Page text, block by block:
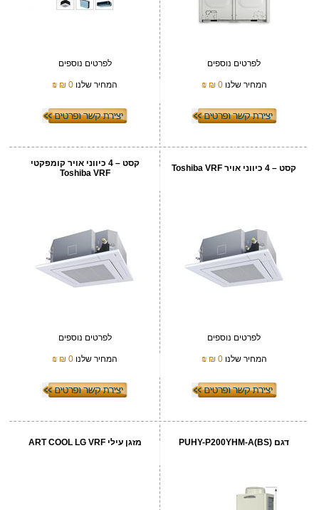
לפרטים נוספים
המחיר שלנו0 ₪
₪
לפרטים נוספים
המחיר שלנו 0 ₪
₪
קסט – 4 כיווני אויר Toshiba VRF
לפרטים נוספים
המחיר שלנו0 ₪
₪
קסט – 4 כיווני אויר קומפקטי
Toshiba VRF
לפרטים נוספים
המחיר שלנו 0 ₪
₪
דגם (PUHY-P200YHM-A(BS מזגן עילי ART COOL LG VRF